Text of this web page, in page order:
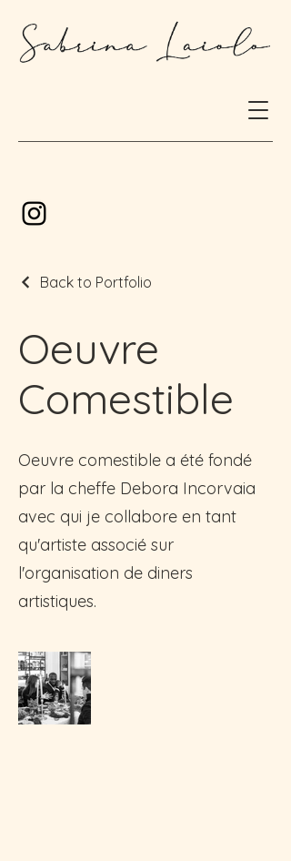
Back to Portfolio
Oeuvre
Comestible
Oeuvre comestible a été fondé
par la cheffe Debora Incorvaia
avec qui je collabore en tant
qu'artiste associé sur
l'organisation de diners
artistiques.